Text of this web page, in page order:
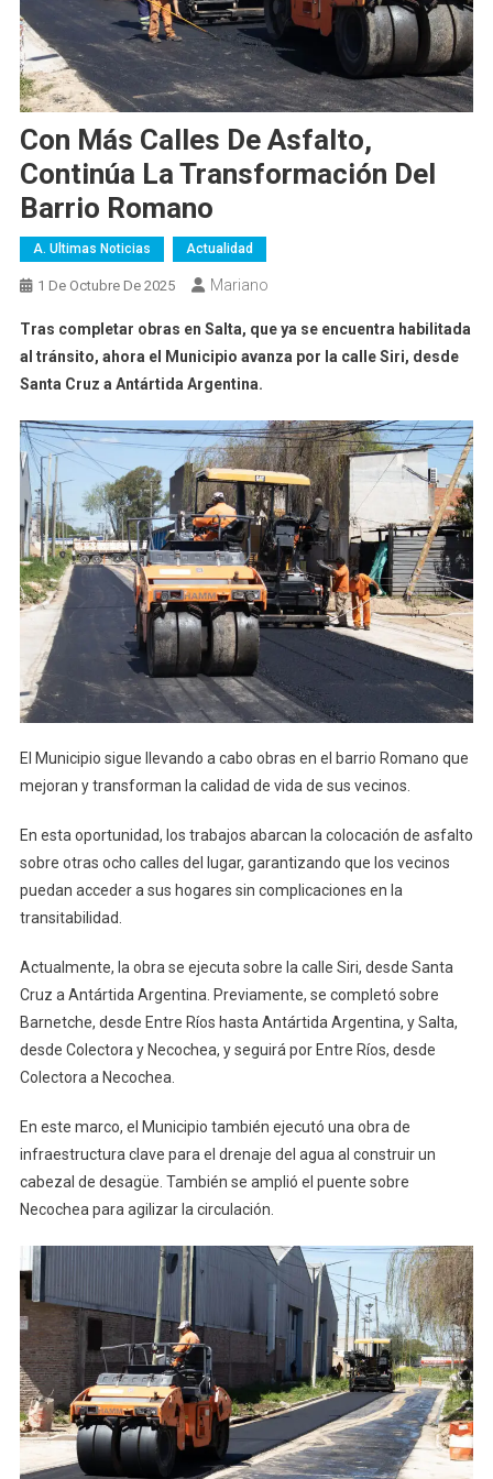
Con Más Calles De Asfalto,
Continúa La Transformación Del
Barrio Romano
A. Ultimas Noticias Actualidad
1 De Octubre De 2025 Mariano
Tras completar obras en Salta, que ya se encuentra habilitada
al tránsito, ahora el Municipio avanza por la calle Siri, desde
Santa Cruz a Antártida Argentina.
El Municipio sigue llevando a cabo obras en el barrio Romano que
mejoran y transforman la calidad de vida de sus vecinos.
En esta oportunidad, los trabajos abarcan la colocación de asfalto
sobre otras ocho calles del lugar, garantizando que los vecinos
puedan acceder a sus hogares sin complicaciones en la
transitabilidad.
Actualmente, la obra se ejecuta sobre la calle Siri, desde Santa
Cruz a Antártida Argentina. Previamente, se completó sobre
Barnetche, desde Entre Ríos hasta Antártida Argentina, y Salta,
desde Colectora y Necochea, y seguirá por Entre Ríos, desde
Colectora a Necochea.
En este marco, el Municipio también ejecutó una obra de
infraestructura clave para el drenaje del agua al construir un
cabezal de desagüe. También se amplió el puente sobre
Necochea para agilizar la circulación.